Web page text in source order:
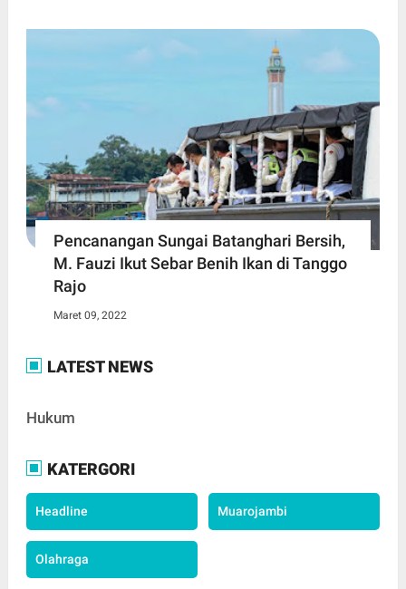
Pencanangan Sungai Batanghari Bersih,
M. Fauzi Ikut Sebar Benih Ikan di Tanggo
Rajo
Maret 09, 2022
LATEST NEWS
Hukum
KATERGORI
Headline Muarojambi
Olahraga